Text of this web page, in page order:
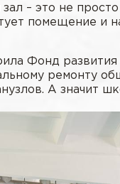
– это не
помещение
Фонд
ремонту
А значит